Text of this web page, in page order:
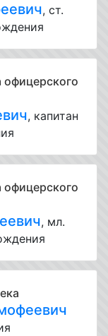
, ст.
офицерского
, капитан
офицерского
, мл.